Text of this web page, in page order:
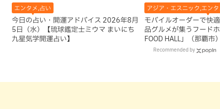
エンタメ,占い
今日の占い・開運アドバイス 2026年8月
5日（水）【琉球鑑定士ミウマ まいにち
九星気学開運占い】
アジア・エスニック,エン
モバイルオーダーで快
品グルメが集うフード
FOOD HALL」（那覇市
Recommended by